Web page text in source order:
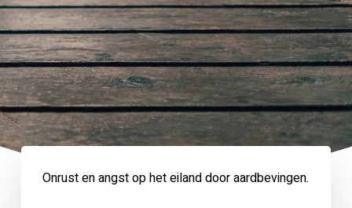
Onrust en angst op het eiland door aardbevingen.